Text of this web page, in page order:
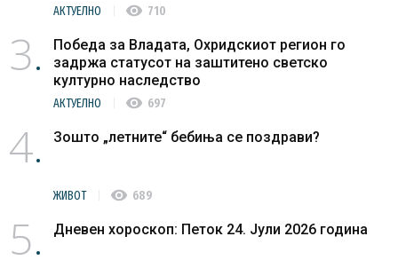
АКТУЕЛНО visibility 710
3
Победа за Владата, Охридскиот регион го
задржа статусот на заштитено светско
културно наследство
АКТУЕЛНО visibility 697
4 Зошто „летните“ бебиња се поздрави?
ЖИВОТ visibility 689
5 Дневен хороскоп: Петок 24. Јули 2026 година